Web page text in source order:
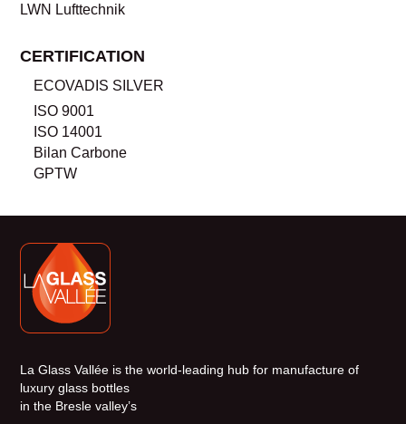
LWN Lufttechnik
CERTIFICATION
ECOVADIS SILVER
ISO 9001
ISO 14001
Bilan Carbone
GPTW
La Glass Vallée is the world-leading hub for manufacture of
luxury glass bottles
in the Bresle valley’s